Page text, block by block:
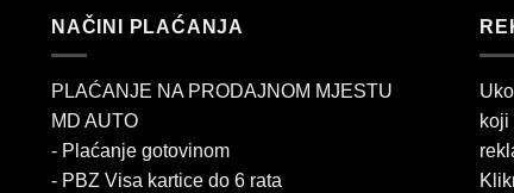
NAČINI PLAĆANJA
PLAĆANJE NA PRODAJNOM MJESTU
MD AUTO
- Plaćanje gotovinom
- PBZ Visa kartice do 6 rata
koji